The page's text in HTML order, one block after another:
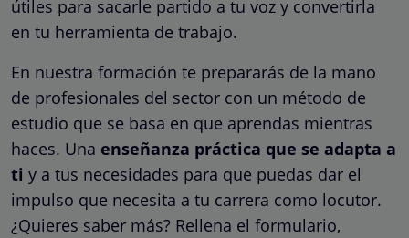
útiles para sacarle partido a tu voz y convertirla
en tu herramienta de trabajo.
En nuestra formación te prepararás de la mano
de profesionales del sector con un método de
estudio que se basa en que aprendas mientras
haces. Una enseñanza práctica que se adapta a
ti y a tus necesidades para que puedas dar el
impulso que necesita a tu carrera como locutor.
¿Quieres saber más? Rellena el formulario,